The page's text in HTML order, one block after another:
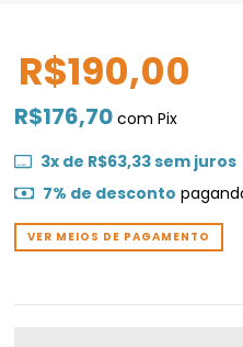
R$190,00
R$176,70 com Pix
3x de R$63,33sem juros
7% de desconto
VER MEIOS DE PAGAMENTO